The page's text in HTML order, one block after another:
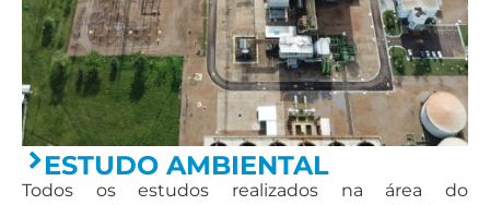
ESTUDO AMBIENTAL
Todos os estudos realizados na área do